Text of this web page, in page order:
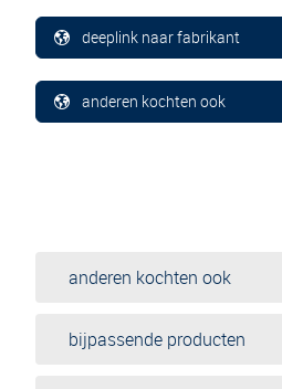
deeplink naar fabrikant
anderen kochten ook
anderen kochten ook
bijpassende producten